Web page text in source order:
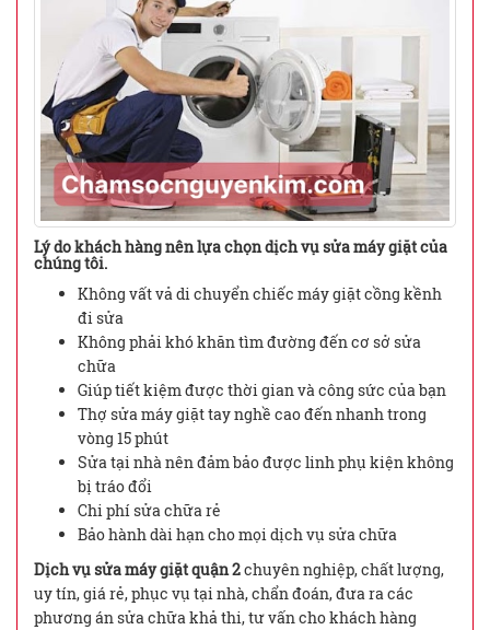
Lý do khách hàng nên lựa chọn dịch vụ sửa máy giặt của
chúng tôi.
Không vất vả di chuyển chiếc máy giặt cồng kềnh
đi sửa
Không phải khó khăn tìm đường đến cơ sở sửa
chữa
Giúp tiết kiệm được thời gian và công sức của bạn
Thợ sửa máy giặt tay nghề cao đến nhanh trong
vòng 15 phút
Sửa tại nhà nên đảm bảo được linh phụ kiện không
bị tráo đổi
Chi phí sửa chữa rẻ
Bảo hành dài hạn cho mọi dịch vụ sửa chữa
Dịch vụ sửa máy giặt quận 2chuyên nghiệp, chất lượng,
uy tín, giá rẻ, phục vụ tại nhà, chẩn đoán, đưa ra các
phương án sửa chữa khả thi, tư vấn cho khách hàng